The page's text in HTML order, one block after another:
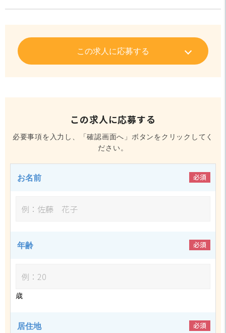
この求人に応募する
この求人に応募する
必要事項を入力し、「確認画面へ」ボタンをクリックしてく
ださい。
お名前 必須
年齢 必須
歳
居住地 必須